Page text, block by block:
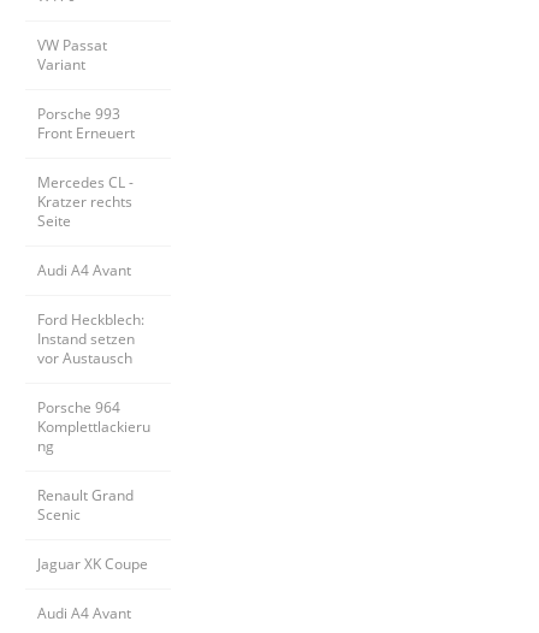
VW Passat
Variant
Porsche 993
Front Erneuert
Mercedes CL -
Kratzer rechts
Seite
Audi A4 Avant
Ford Heckblech:
Instand setzen
vor Austausch
Porsche 964
Komplettlackieru
ng
Renault Grand
Scenic
Jaguar XK Coupe
Audi A4 Avant